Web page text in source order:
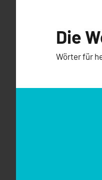
Die
Wörter für